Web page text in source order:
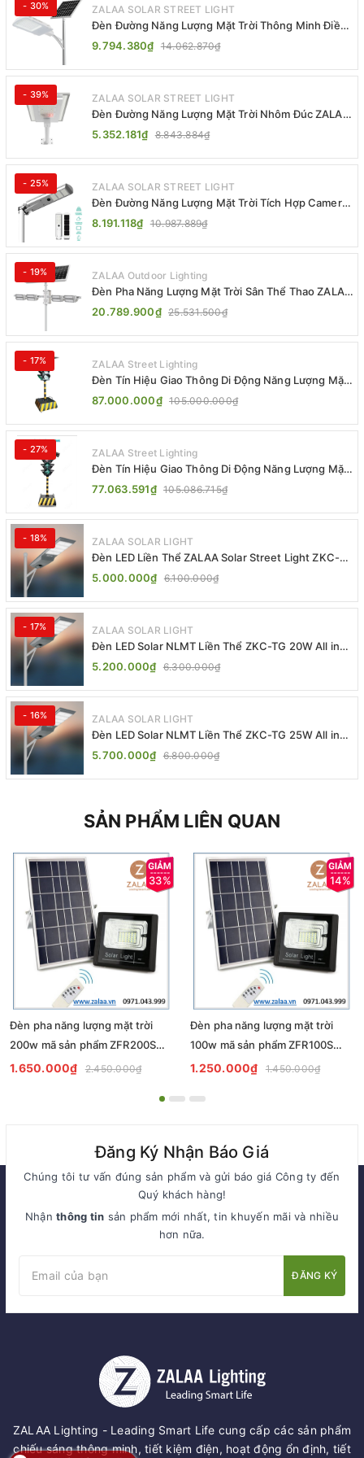
- 30% ZALAA SOLAR STREET LIGHT
Đèn Đường Năng Lượng Mặt Trời Thông Minh Điều
Khiển MPPT ZL-GMX01 ZALAA
9.794.380₫ 14.062.870₫
- 39% ZALAA SOLAR STREET LIGHT
Đèn Đường Năng Lượng Mặt Trời Nhôm Đúc ZALAA
ZL-BWH Cao Cấp IP65
5.352.181₫ 8.843.884₫
- 25% ZALAA SOLAR STREET LIGHT
Đèn Đường Năng Lượng Mặt Trời Tích Hợp Camera
ZALAA ZL-BJ04-CCTV (80W, IP65)
8.191.118₫ 10.987.889₫
- 19% ZALAA Outdoor Lighting
Đèn Pha Năng Lượng Mặt Trời Sân Thể Thao ZALAA
Jsc Chống Nước IP65 Cao Cấp
20.789.900₫ 25.531.500₫
- 17% ZALAA Street Lighting
Đèn Tín Hiệu Giao Thông Di Động Năng Lượng Mặt
Trời ZALAA ZL-300A-D
87.000.000₫ 105.000.000₫
- 27% ZALAA Street Lighting
Đèn Tín Hiệu Giao Thông Di Động Năng Lượng Mặt
Trời ZALAA ZL-409300C
77.063.591₫ 105.086.715₫
- 18% ZALAA SOLAR LIGHT
Đèn LED Liền Thể ZALAA Solar Street Light ZKC-
TG 20W 25W 30W All In One
5.000.000₫ 6.100.000₫
- 17% ZALAA SOLAR LIGHT
Đèn LED Solar NLMT Liền Thể ZKC-TG 20W All in
One | ZALAA Street Light
5.200.000₫ 6.300.000₫
- 16% ZALAA SOLAR LIGHT
Đèn LED Solar NLMT Liền Thể ZKC-TG 25W All in
One | ZALAA Street Light
5.700.000₫ 6.800.000₫
SẢN PHẨM LIÊN QUAN
33%
Đèn pha năng lượng mặt trời
200w mã sản phẩm ZFR200S
ZALAA
1.650.000₫ 2.450.000₫
14%
Đèn pha năng lượng mặt trời
100w mã sản phẩm ZFR100S
ZALAA
1.250.000₫ 1.450.000₫
Đăng Ký Nhận Báo Giá
Chúng tôi tư vấn đúng sản phẩm và gửi báo giá Công ty đến
Quý khách hàng!
Nhậnthông tin sản phẩm mới nhất, tin khuyến mãi và nhiều
hơn nữa.
ĐĂNG KÝ
ZALAA Lighting - Leading Smart Life cung cấp các sản phẩm
chiếu sáng thông minh, tiết kiệm điện, hoạt động ổn định, tiết